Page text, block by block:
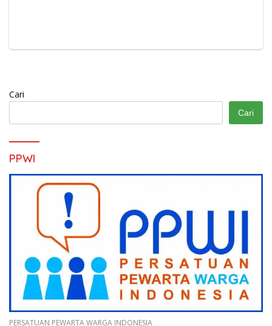
Cari
Cari
PPWI
PERSATUAN PEWARTA WARGA INDONESIA